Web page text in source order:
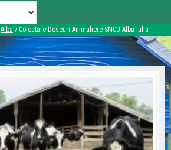
Alba / Colectare Deseuri Animaliere SNCU Alba Iulia